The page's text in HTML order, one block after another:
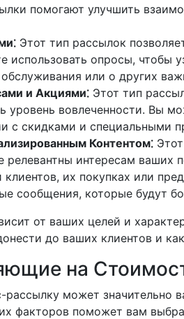
помогают улучшить
Этот тип рассылок
использовать опросы, чтобы
обслуживания или о других
и Акциями⁚ Этот тип
уровень вовлеченности. Вы
с скидками и специальными
Контентом⁚
релевантны интересам ваших
их покупках или
сообщения, которые будут
от ваших целей и
до ваших клиентов и
на
рассылку может значительно
факторов поможет вам